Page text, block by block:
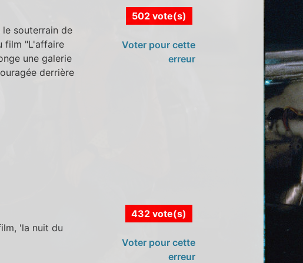
souterrain de
film "L'affaire
une galerie
derrière
502 vote(s)
Voter pour cette
erreur
'la nuit du
432 vote(s)
Voter pour cette
erreur